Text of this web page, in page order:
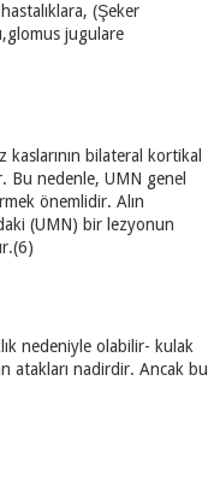
(Şeker
jugulare
bilateral kortikal
Bu nedenle, UMN genel
önemlidir. Alın
(UMN) bir lezyonun
nedeniyle olabilir- kulak
atakları nadirdir. Ancak bu